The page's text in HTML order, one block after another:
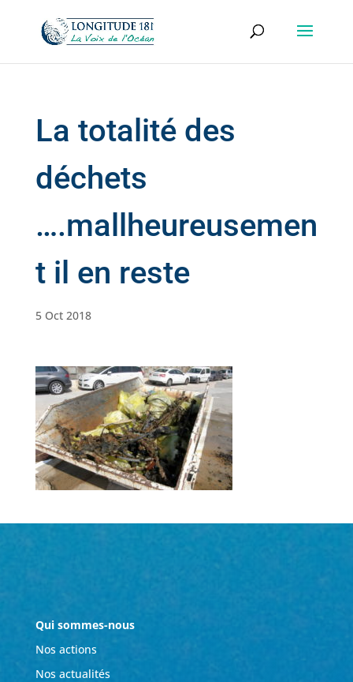
La totalité des
déchets
….mallheureusemen
t il en reste
5 Oct 2018
Qui sommes-nous
Nos actions
Nos actualités